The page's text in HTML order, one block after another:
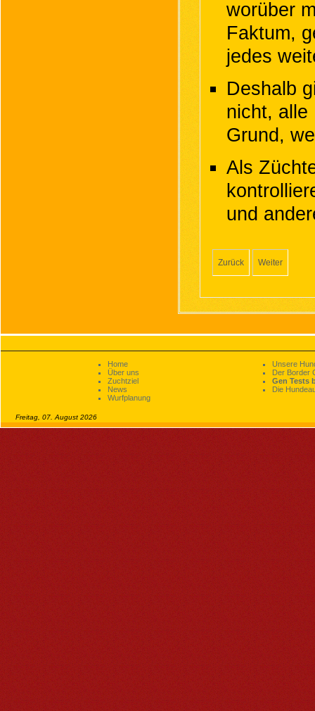
worüber
Faktum,
jedes
Deshalb
nicht, alle
Grund,
Als
und
Zurück Weiter
Home
Über uns
Zuchtziel
News
Wurfplanung
Unsere
Der Border
Gen Tests
Die
Freitag, 07. August 2026